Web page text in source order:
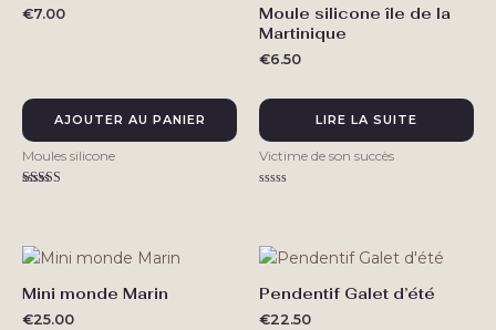
€7.00
AJOUTER AU PANIER
Moules silicone
Moule silicone île de la
Martinique
€6.50
LIRE LA SUITE
Victime de son succès
Mini monde Marin
€25.00
Pendentif Galet d’été
€22.50